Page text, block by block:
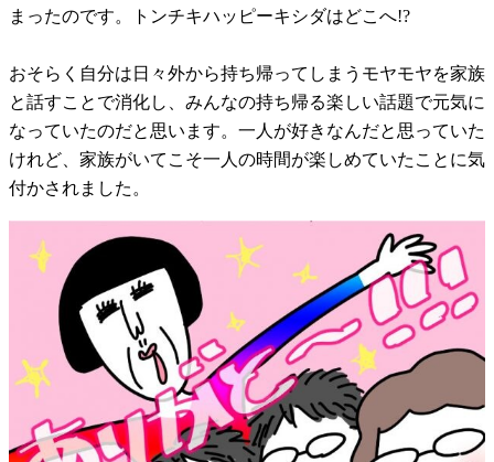
まったのです。トンチキハッピーキシダはどこへ!?
おそらく自分は日々外から持ち帰ってしまうモヤモヤを家族
と話すことで消化し、みんなの持ち帰る楽しい話題で元気に
なっていたのだと思います。一人が好きなんだと思っていた
けれど、家族がいてこそ一人の時間が楽しめていたことに気
付かされました。